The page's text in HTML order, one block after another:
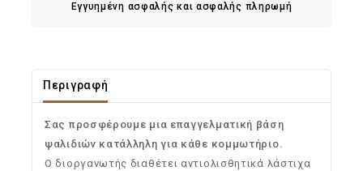
Εγγυημένη ασφαλής και ασφαλής πληρωμή
Περιγραφή
Σας προσφέρουμε μια επαγγελματική βάση
ψαλιδιών κατάλληλη για κάθε κομμωτήριο.
Ο διοργανωτής διαθέτει αντιολισθητικά λάστιχα